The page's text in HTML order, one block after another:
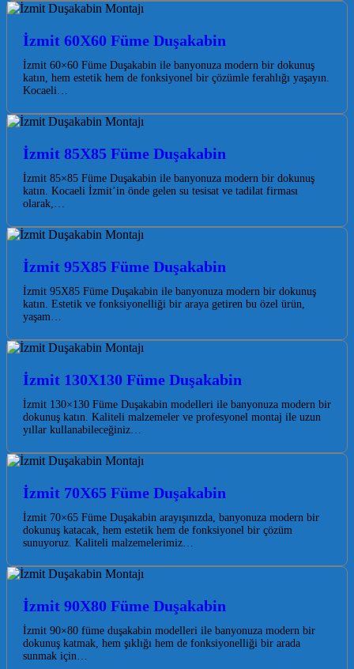
İzmit 60X60 Füme Duşakabin
İzmit 60×60 Füme Duşakabin ile banyonuza modern bir dokunuş
katın, hem estetik hem de fonksiyonel bir çözümle ferahlığı yaşayın.
Kocaeli…
İzmit 85X85 Füme Duşakabin
İzmit 85×85 Füme Duşakabin ile banyonuza modern bir dokunuş
katın. Kocaeli İzmit’in önde gelen su tesisat ve tadilat firması
olarak,…
İzmit 95X85 Füme Duşakabin
İzmit 95X85 Füme Duşakabin ile banyonuza modern bir dokunuş
katın. Estetik ve fonksiyonelliği bir araya getiren bu özel ürün,
yaşam…
İzmit 130X130 Füme Duşakabin
İzmit 130×130 Füme Duşakabin modelleri ile banyonuza modern bir
dokunuş katın. Kaliteli malzemeler ve profesyonel montaj ile uzun
yıllar kullanabileceğiniz…
İzmit 70X65 Füme Duşakabin
İzmit 70×65 Füme Duşakabin arayışınızda, banyonuza modern bir
dokunuş katacak, hem estetik hem de fonksiyonel bir çözüm
sunuyoruz. Kaliteli malzemelerimiz…
İzmit 90X80 Füme Duşakabin
İzmit 90×80 füme duşakabin modelleri ile banyonuza modern bir
dokunuş katmak, hem şıklığı hem de fonksiyonelliği bir arada
sunmak için…